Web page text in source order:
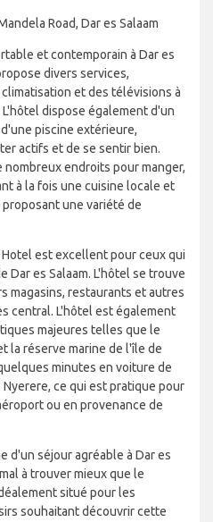
Road, Dar es Salaam
et contemporain à Dar es
divers services,
et des télévisions à
dispose également d'un
piscine extérieure,
actifs et de se sentir bien.
endroits pour manger,
à la fois une cuisine locale et
une variété de
est excellent pour ceux qui
Dar es Salaam. L'hôtel se trouve
magasins, restaurants et autres
central. L'hôtel est également
majeures telles que le
la réserve marine de l'île de
minutes en voiture de
ce qui est pratique pour
ou en provenance de
d'un séjour agréable à Dar es
à trouver mieux que le
situé pour les
souhaitant découvrir cette